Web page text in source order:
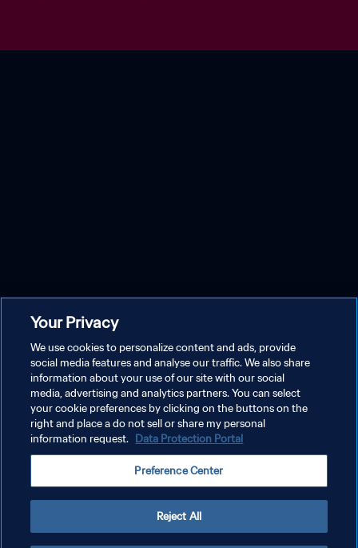
Your Privacy
We use cookies to personalize content and ads, provide
social media features and analyse our traffic. We also share
information about your use of our site with our social
media, advertising and analytics partners. You can select
your cookie preferences by clicking on the buttons on the
right and place a do not sell or share my personal
information request. Data Protection Portal
Preference Center
Reject All